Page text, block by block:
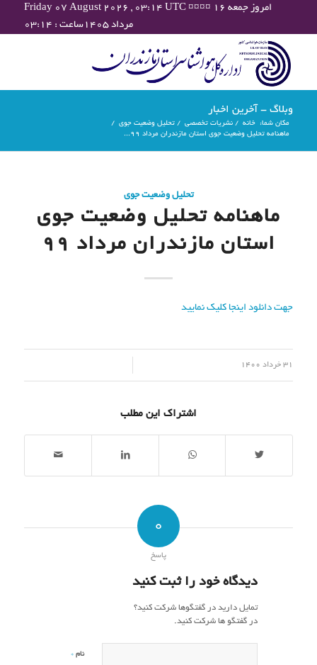
Friday 07 August 2026 , 03:14 UTC ¤¤¤¤ امروز جمعه ۱۶
مرداد ۱۴۰۵ساعت : ۰۳:۱۴
وبلاگ - آخرین اخبار
مکان شما: خانه / نشریات تخصصی / تحلیل وضعیت جوی /
ماهنامه تحلیل وضعیت جوی استان مازندران مرداد 99...
تحلیل وضعیت جوی
ماهنامه تحلیل وضعیت جوی
استان مازندران مرداد 99
جهت دانلود اینجا کلیک نمایید
31 خرداد 1400
اشتراک این مطلب
0
پاسخ
دیدگاه خود را ثبت کنید
تمایل دارید در گفتگوها شرکت کنید؟
در گفتگو ها شرکت کنید.
نام *